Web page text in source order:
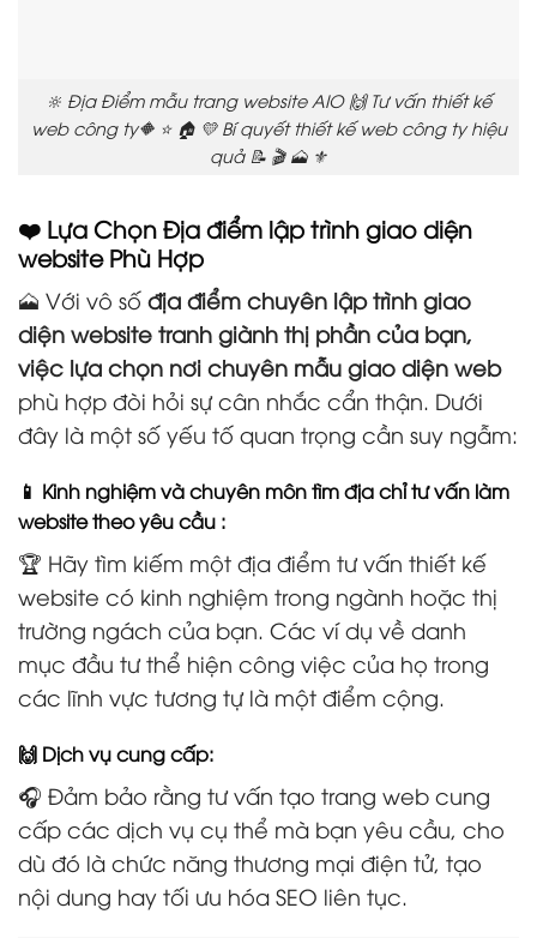
🔆 Địa Điểm mẫu trang website AIO 🙌 Tư vấn thiết kế
web công ty🔶 ⭐ 🏠 💛 Bí quyết thiết kế web công ty hiệu
quả 📝 🎬 🗻 ⚜️
❤️ Lựa Chọn Địa điểm lập trình giao diện
website Phù Hợp
🗻 Với vô số địa điểm chuyên lập trình giao
diện website tranh giành thị phần của bạn,
việc lựa chọn nơi chuyên mẫu giao diện web
phù hợp đòi hỏi sự cân nhắc cẩn thận. Dưới
đây là một số yếu tố quan trọng cần suy ngẫm:
📱 Kinh nghiệm và chuyên môn tìm địa chỉ tư vấn làm
website theo yêu cầu :
🏆 Hãy tìm kiếm một địa điểm tư vấn thiết kế
website có kinh nghiệm trong ngành hoặc thị
trường ngách của bạn. Các ví dụ về danh
mục đầu tư thể hiện công việc của họ trong
các lĩnh vực tương tự là một điểm cộng.
🙌 Dịch vụ cung cấp:
🎧 Đảm bảo rằng tư vấn tạo trang web cung
cấp các dịch vụ cụ thể mà bạn yêu cầu, cho
dù đó là chức năng thương mại điện tử, tạo
nội dung hay tối ưu hóa SEO liên tục.